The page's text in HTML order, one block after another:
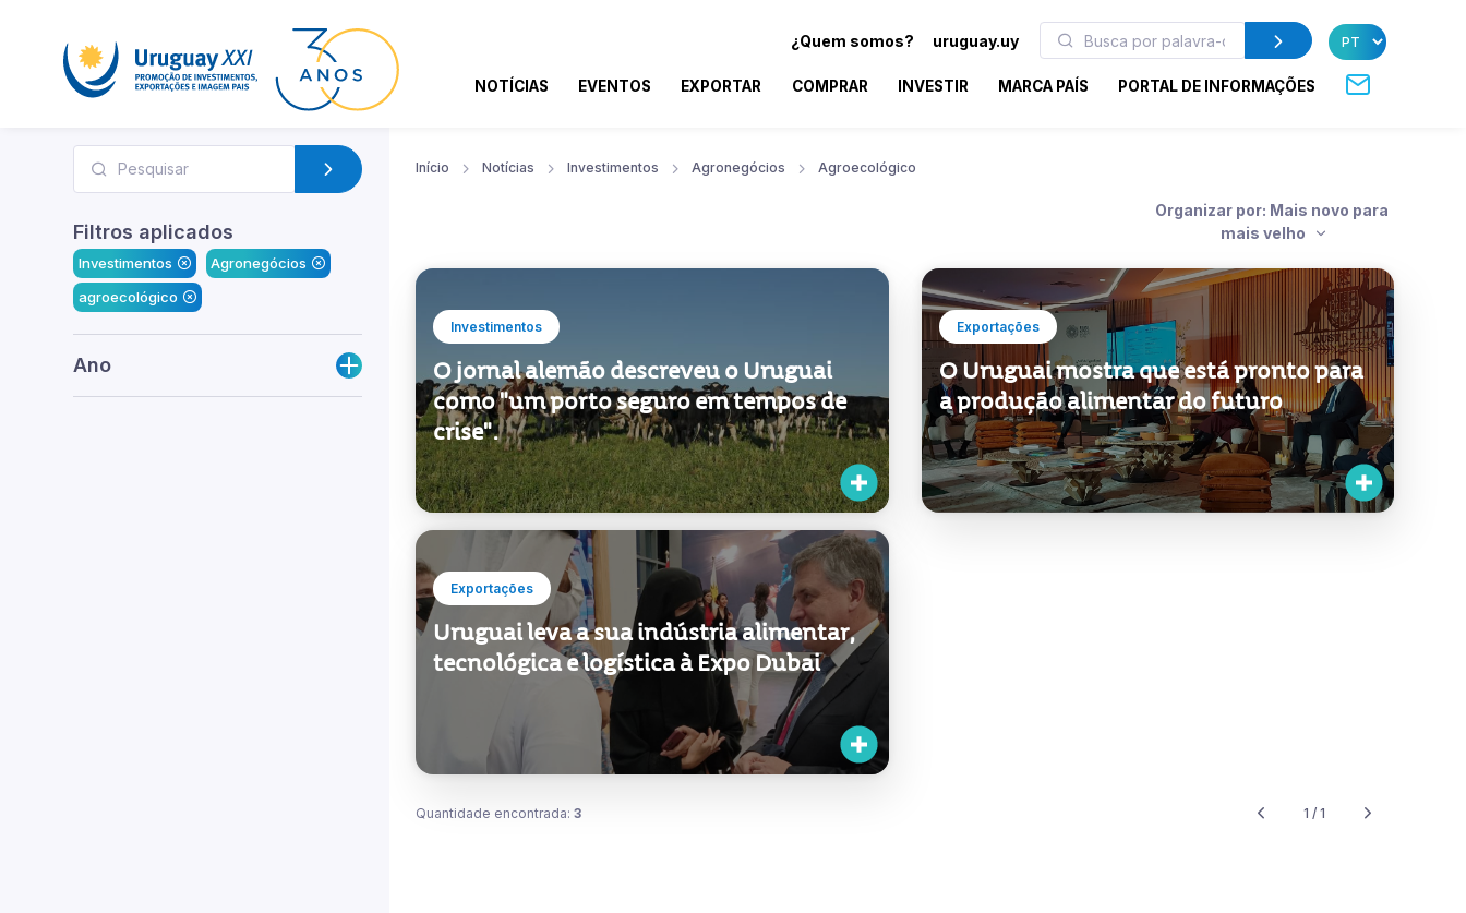
¿Quem somos? uruguay.uy
NOTÍCIAS EVENTOS EXPORTAR COMPRAR INVESTIR MARCA PAÍS PORTAL DE INFORMAÇÕES
Filtros aplicados
Investimentos
Agronegócios
agroecológico
Ano
Início Notícias Investimentos Agronegócios Agroecológico
Organizar por: Mais novo para
mais velho
Investimentos
O jornal alemão descreveu o Uruguai
como "um porto seguro em tempos de
crise".
Exportações
O Uruguai mostra que está pronto para
a produção alimentar do futuro
Exportações
Uruguai leva a sua indústria alimentar,
tecnológica e logística à Expo Dubai
Quantidade encontrada: 3 1 / 1